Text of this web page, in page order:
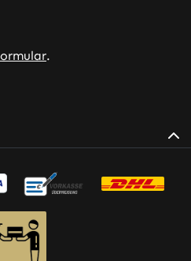
.
– öffnet in neuem Tab
– öffnet in neuem Tab
uns auf LinkedIn – öffnet in